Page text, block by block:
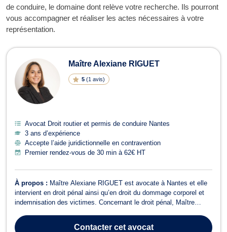
de conduire, le domaine dont relève votre recherche. Ils pourront
vous accompagner et réaliser les actes nécessaires à votre
représentation.
Maître Alexiane RIGUET
5 (1 avis)
Avocat Droit routier et permis de conduire Nantes
3 ans d’expérience
Accepte l’aide juridictionnelle en contravention
Premier rendez-vous de 30 min à 62€ HT
À propos : Maître Alexiane RIGUET est avocate à Nantes et elle
intervient en droit pénal ainsi qu’en droit du dommage corporel et
indemnisation des victimes. Concernant le droit pénal, Maître
droit pénal des affaires et au droit routier et permis de conduire. En
Contactercet avocat